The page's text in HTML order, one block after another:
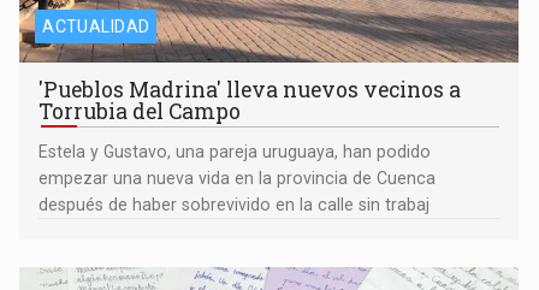
ACTUALIDAD
'Pueblos Madrina' lleva nuevos vecinos a
Torrubia del Campo
Estela y Gustavo, una pareja uruguaya, han podido
empezar una nueva vida en la provincia de Cuenca
después de haber sobrevivido en la calle sin trabaj